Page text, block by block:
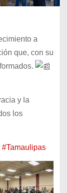
a
que, con su
y la
los
#Tamaulipas